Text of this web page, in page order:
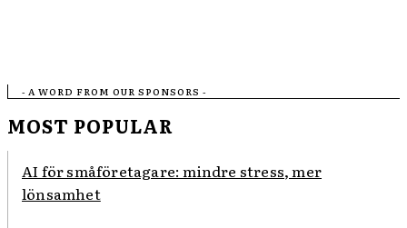
- A WORD FROM OUR SPONSORS -
MOST POPULAR
AI för småföretagare: mindre stress, mer
lönsamhet